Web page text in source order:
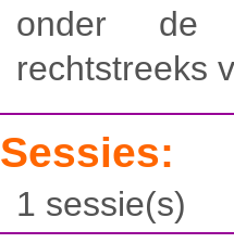
onder de
rechtstreeks
Sessies:
1 sessie(s)